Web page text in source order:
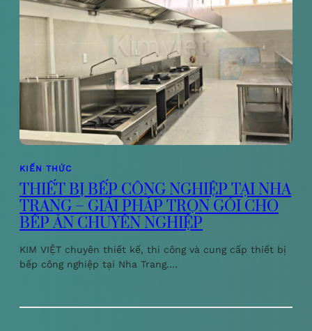
KIẾN THỨC
THIẾT BỊ BẾP CÔNG NGHIỆP TẠI NHA
TRANG – GIẢI PHÁP TRỌN GÓI CHO
BẾP ĂN CHUYÊN NGHIỆP
KIM VIỆT chuyên thiết kế, thi công và cung cấp thiết bị
bếp công nghiệp tại Nha Trang.…